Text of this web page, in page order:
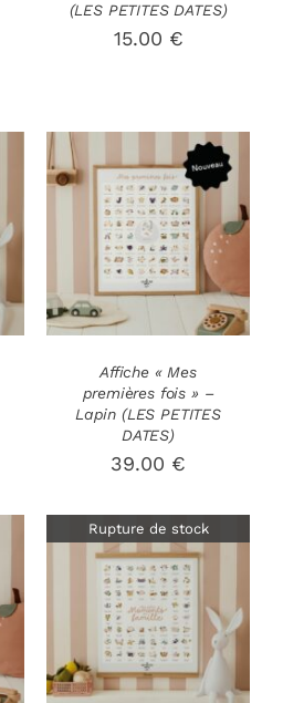
(LES PETITES DATES)
15.00 €
AJOUTER AU
PANIER
/
DÉTAILS
Affiche « Mes
premières fois » –
Lapin (LES PETITES
DATES)
39.00 €
Rupture de stock
DÉTAILS